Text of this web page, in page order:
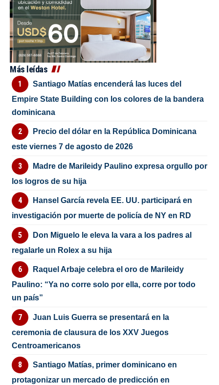
Más leídas
Santiago Matías encenderá las luces del
Empire State Building con los colores de la bandera
dominicana
Precio del dólar en la República Dominicana
este viernes 7 de agosto de 2026
Madre de Marileidy Paulino expresa orgullo por
los logros de su hija
Hansel García revela EE. UU. participará en
investigación por muerte de policía de NY en RD
Don Miguelo le eleva la vara a los padres al
regalarle un Rolex a su hija
Raquel Arbaje celebra el oro de Marileidy
Paulino: “Ya no corre solo por ella, corre por todo
un país”
Juan Luis Guerra se presentará en la
ceremonia de clausura de los XXV Juegos
Centroamericanos
Santiago Matías, primer dominicano en
protagonizar un mercado de predicción en